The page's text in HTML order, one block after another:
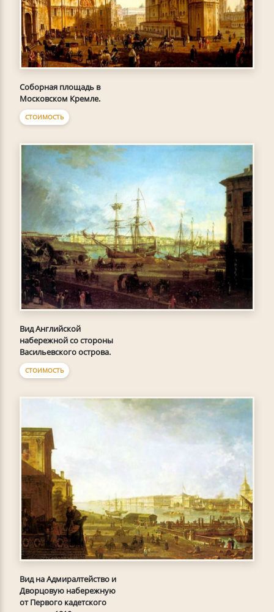
Соборная площадь в
Московском Кремле.
СТОИМОСТЬ
Вид Английской
набережной со стороны
Васильевского острова.
СТОИМОСТЬ
Вид на Адмиралтейство и
Дворцовую набережную
от Первого кадетского